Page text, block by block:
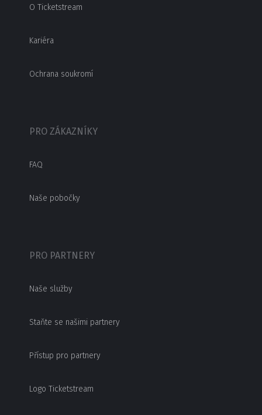
O Ticketstream
Kariéra
Ochrana soukromí
PRO ZÁKAZNÍKY
FAQ
Naše pobočky
PRO PARTNERY
Naše služby
Staňte se našimi partnery
Přístup pro partnery
Logo Ticketstream